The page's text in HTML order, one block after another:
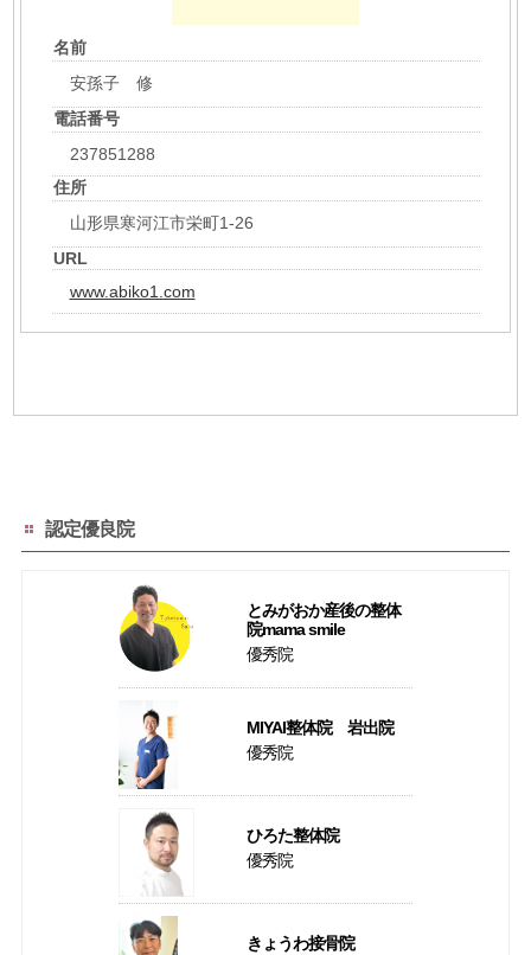
名前
安孫子 修
電話番号
237851288
住所
山形県寒河江市栄町1-26
URL
www.abiko1.com
認定優良院
とみがおか産後の整体
院mama smile
優秀院
MIYAI整体院 岩出院
優秀院
ひろた整体院
優秀院
きょうわ接骨院